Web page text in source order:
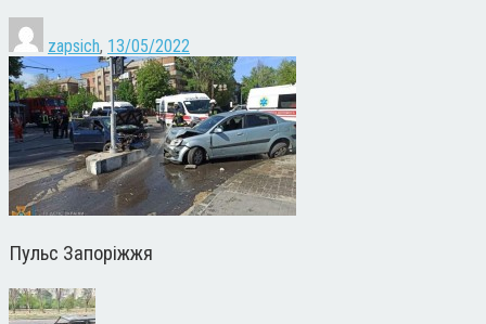
zapsich, 13/05/2022
Пульс Запоріжжя